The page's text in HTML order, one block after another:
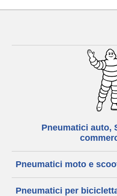
Pneumatici auto,
Pneumatici moto e
Pneumatici per